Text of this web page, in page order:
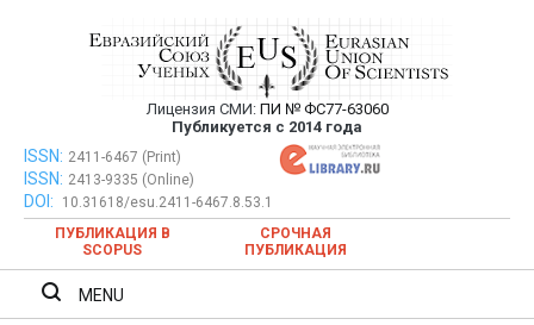
Евразийский Союз Ученых —
публикация научных статей в
ежемесячном научном журнале
Лицензия СМИ: ПИ № ФС77-63060
Публикуется с 2014 года
Евразийский Союз Ученых — публикация научных статей в
ежемесячном научном журнале
ISSN: 2411-6467 (Print)
ISSN: 2413-9335 (Online)
DOI:
10.31618/esu.2411-6467.8.53.1
ПУБЛИКАЦИЯ В
SCOPUS
СРОЧНАЯ
ПУБЛИКАЦИЯ
MENU